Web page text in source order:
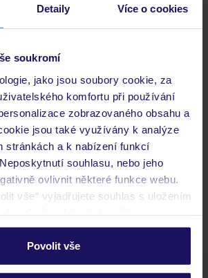
Detaily Více o cookies
soukromí
jako jsou soubory cookie, za
komfortu při používání
zobrazovaného obsahu a
jsou také využívány k analýze
stránkách a k nabízení funkcí
souhlasu, nebo jeho
ovlivnit některé funkce webu.
vše“ vyjadřujete souhlas s uložením
„Personalizace“.
o souborech cookie naleznete v
Povolit vše
otázky
při cestování?
ihned po příjezdu do hotelu?
vyzvednutí zavazadel?
Zobrazit další
aplikaci TUI